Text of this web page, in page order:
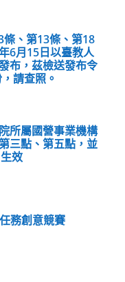
、第13條、第18
6月15日以臺教人
布，茲檢送發布令
請查照。
所屬國營事業機構
三點、第五點，並
效
務創意競賽